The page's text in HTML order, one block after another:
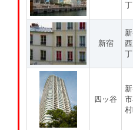
新宿
四ッ谷